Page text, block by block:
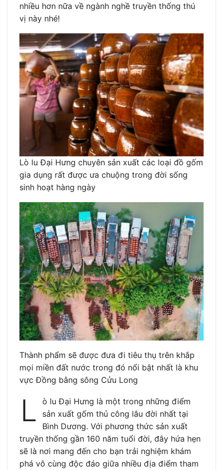
nhiều hơn nữa về ngành nghề truyền thống thú
vị này nhé!
Lò lu Đại Hưng chuyên sản xuất các loại đồ gốm
gia dụng rất được ưa chuộng trong đời sống
sinh hoạt hàng ngày
Thành phẩm sẽ được đưa đi tiêu thụ trên khắp
mọi miền đất nước trong đó nổi bật nhất là khu
vực Đồng bằng sông Cửu Long
L
ò lu Đại Hưng là một trong những điểm
sản xuất gốm thủ công lâu đời nhất tại
Bình Dương. Với phương thức sản xuất
truyền thống gần 160 năm tuổi đời, đây hứa hẹn
sẽ là nơi mang đến cho bạn trải nghiệm khám
phá vô cùng độc đáo giữa nhiều địa điểm tham